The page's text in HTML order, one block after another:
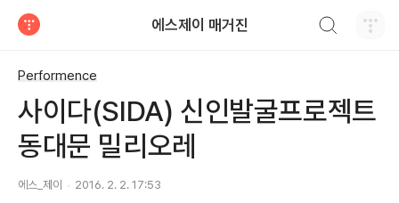
에스제이 매거진
Performence
사이다(SIDA) 신인발굴프로젝트
동대문 밀리오레
에스_제이 2016. 2. 2. 17:53